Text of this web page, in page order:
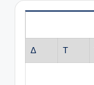
Δ Τ